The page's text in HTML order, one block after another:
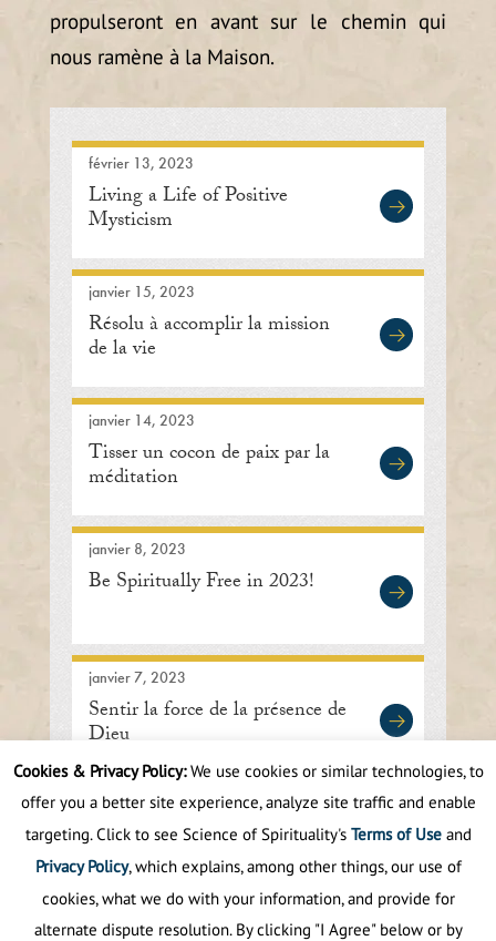
propulseront en avant sur le chemin qui
nous ramène à la Maison.
février 13, 2023
Living a Life of Positive
Mysticism
janvier 15, 2023
Résolu à accomplir la mission
de la vie
janvier 14, 2023
Tisser un cocon de paix par la
méditation
janvier 8, 2023
Be Spiritually Free in 2023!
janvier 7, 2023
Sentir la force de la présence de
Dieu
First 7 9 10
Cookies & Privacy Policy:We use cookies or similar technologies, to
offer you a better site experience, analyze site traffic and enable
targeting. Click to see Science of Spirituality's Terms of Useand
Privacy Policy, which explains, among other things, our use of
cookies, what we do with your information, and provide for
alternate dispute resolution. By clicking "I Agree" below or by